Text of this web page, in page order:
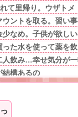
て里帰り。ウザト
ントを取る。習い
なめ。子供が欲し
た水を使って薬を
人飲み…幸せ気分が
結構あるの
てんだよ！子供預
ス食ってたら、通り